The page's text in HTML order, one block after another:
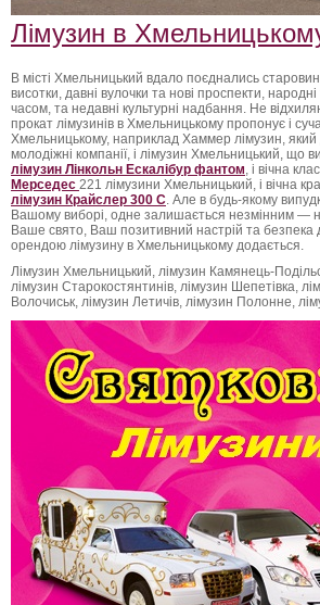
Лімузин в
В місті Хмельницький вдало поєднались
висотки, давні вулочки та нові проспекти, народні
часом, та недавні культурні надбання. Не
прокат лімузинів в Хмельницькому пропонує і
Хмельницькому, наприклад Хаммер лімузин,
молодіжні компанії, і лімузин Хмельницький, що
лімузин Лінкольн Ескалібур фантом, і вічна
Мерседес 221 лімузини Хмельницький, і вічна
лімузин Крайслер 300 С. Але в будь-якому
Вашому виборі, одне залишається незмінним —
Ваше свято, Ваш позитивний настрій та безпека
орендою лімузину в Хмельницькому додається.
Лімузин Хмельницький, лімузин Камянець-
лімузин Старокостянтинів, лімузин Шепетівка,
Волочиськ, лімузин Летичів, лімузин Полонне,